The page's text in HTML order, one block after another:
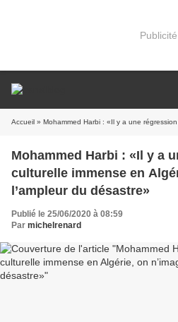
Publicité
Accueil » Mohammed Harbi : «Il y a une régression culturelle
Mohammed Harbi : «Il y a
culturelle immense en
l’ampleur du désastre»
Publié le 25/06/2020 à 08:59
Par michelrenard